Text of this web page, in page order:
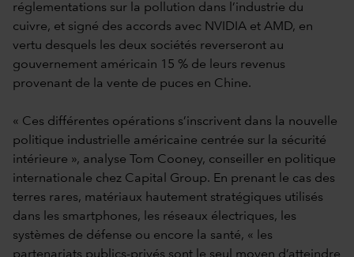
réglementations sur la pollution dans l’industrie du
cuivre, et signé des accords avec NVIDIA et AMD, en
vertu desquels les deux sociétés reverseront au
gouvernement américain 15 % de leurs revenus
provenant de la vente de puces en Chine.
« Ces différentes opérations s’inscrivent dans la nouvelle
politique industrielle américaine centrée sur la sécurité
intérieure », analyse Tom Cooney, conseiller en politique
internationale chez Capital Group. En prenant le cas des
terres rares, matériaux hautement stratégiques utilisés
dans les smartphones, les réseaux électriques, les
systèmes de défense ou encore la santé, « les
partenariats publics-privés sont le seul moyen d’atteindre